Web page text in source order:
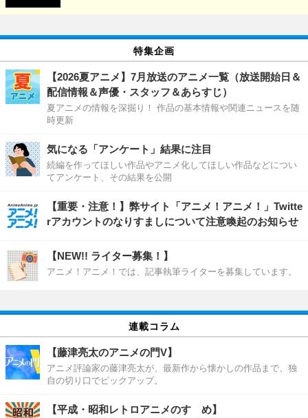
特集企画
【2026夏アニメ】7月放送のアニメ一覧（放送開始日＆
配信情報＆声優・スタッフ＆あらすじ）
夏アニメの情報を深掘り！ 作品の基本情報や関連ニュースを随
時更新
気になる「アンケート」結果に注目
続編を作ってほしい作品やアニメ化してほしい作品などについ
てアンケート、その結果を公開
【重要・注意！】弊サイト「アニメ！アニメ！」Twitte
rアカウントのなりすましについて注意喚起のお知らせ
【NEW!! ライター募集！】
アニメ！アニメ！では、記事執筆ライターを募集しています。
連載コラム
【藤津亮太のアニメの門V】
アニメ評論家の藤津亮太が、最新作から懐かしの作品まで、独
自の切り口でピックアップ。
【平成・昭和レトロアニメのすゝめ】